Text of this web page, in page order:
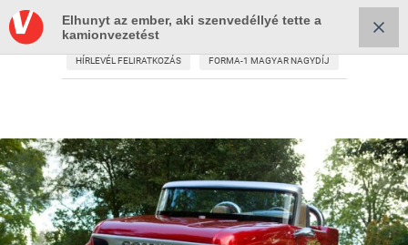
HÍRLEVÉL FELIRATKOZÁS FORMA-1 MAGYAR NAGYDÍJ
Elhunyt az ember, aki szenvedéllyé tette a
kamionvezetést